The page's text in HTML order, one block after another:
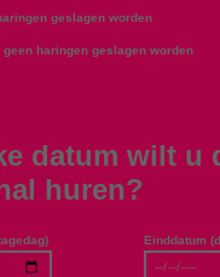
geslagen worden
geen haringen geslagen worden
datum wilt u
huren?
Einddatum